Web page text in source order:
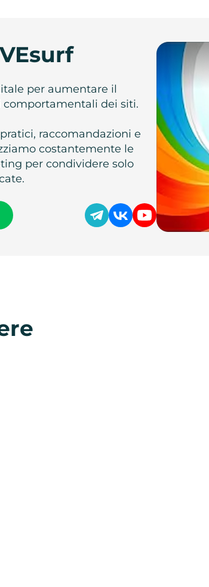
per aumentare il
dei siti.
raccomandazioni e
costantemente le
per condividere solo